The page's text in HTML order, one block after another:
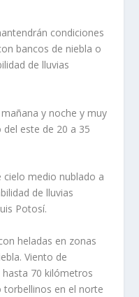
condiciones
bancos de niebla o
de lluvias
y noche y muy
este de 20 a 35
cielo medio nublado a
de lluvias
Potosí.
heladas en zonas
Viento de
hasta 70 kilómetros
torbellinos en el norte